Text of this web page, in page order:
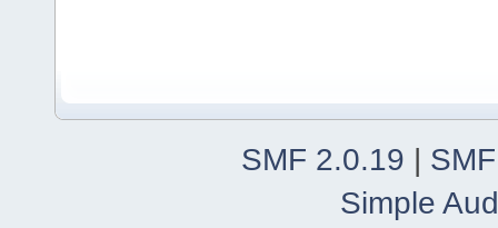
SMF 2.0.19 |
Simple